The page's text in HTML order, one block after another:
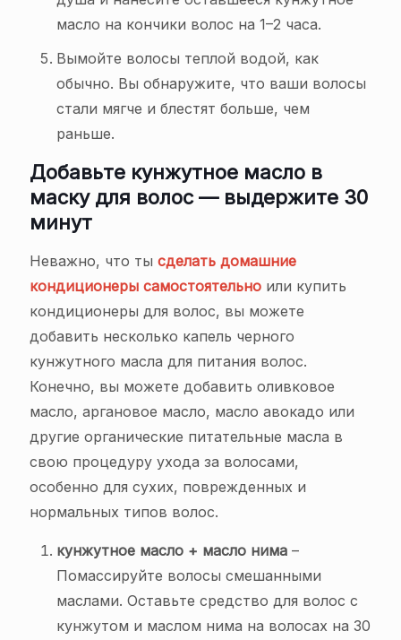
масло на кончики волос на 1–2 часа.
Вымойте волосы теплой водой, как
обычно. Вы обнаружите, что ваши волосы
стали мягче и блестят больше, чем
раньше.
Добавьте кунжутное масло в
маску для волос — выдержите 30
минут
Неважно, что ты сделать домашние
кондиционеры самостоятельно или купить
кондиционеры для волос, вы можете
добавить несколько капель черного
кунжутного масла для питания волос.
Конечно, вы можете добавить оливковое
масло, аргановое масло, масло авокадо или
другие органические питательные масла в
свою процедуру ухода за волосами,
особенно для сухих, поврежденных и
нормальных типов волос.
кунжутное масло + масло нима –
Помассируйте волосы смешанными
маслами. Оставьте средство для волос с
кунжутом и маслом нима на волосах на 30